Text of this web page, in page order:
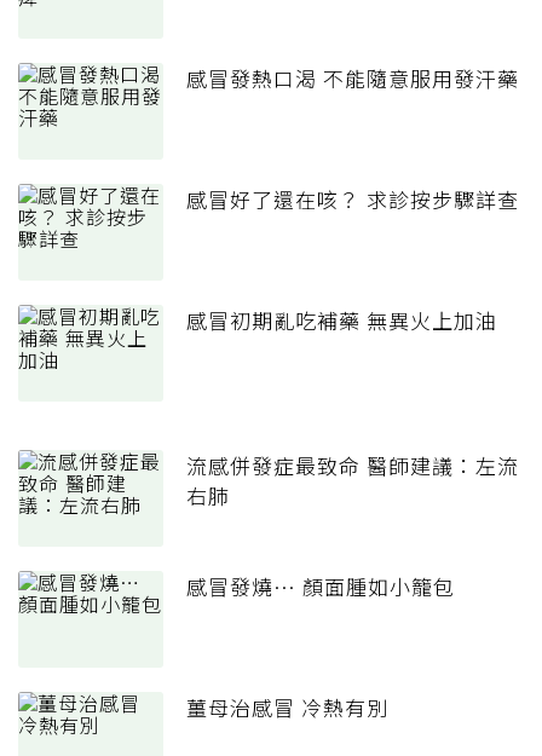
感冒發熱口渴 不能隨意服用發汗藥
感冒好了還在咳？ 求診按步驟詳查
感冒初期亂吃補藥 無異火上加油
流感併發症最致命 醫師建議：左流
右肺
感冒發燒… 顏面腫如小籠包
薑母治感冒 冷熱有別